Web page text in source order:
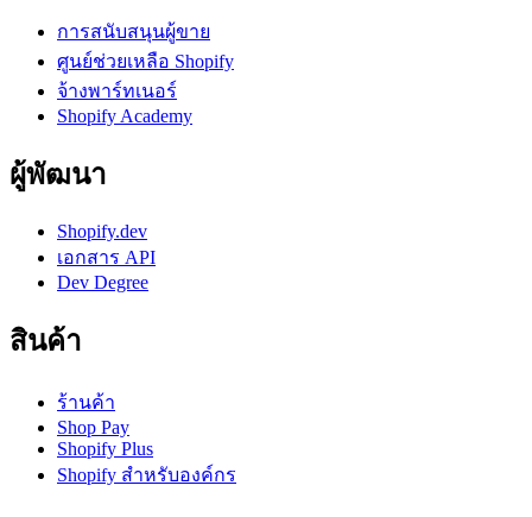
การสนับสนุนผู้ขาย
ศูนย์ช่วยเหลือ Shopify
จ้างพาร์ทเนอร์
Shopify Academy
ผู้พัฒนา
Shopify.dev
เอกสาร API
Dev Degree
สินค้า
ร้านค้า
Shop Pay
Shopify Plus
Shopify สำหรับองค์กร